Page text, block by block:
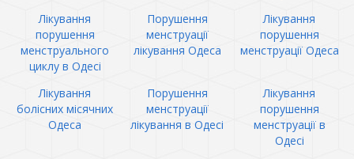
Лікування
порушення
менструального
циклу в Одесі
Порушення
менструації
лікування Одеса
Лікування
порушення
менструації Одеса
Лікування
болісних місячних
Одеса
Порушення
менструації
лікування в Одесі
Лікування
порушення
менструації в
Одесі